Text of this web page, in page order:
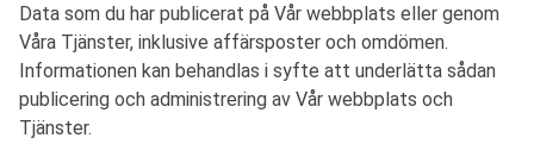
Data som du har publicerat på Vår webbplats eller genom
Våra Tjänster, inklusive affärsposter och omdömen.
Informationen kan behandlas i syfte att underlätta sådan
publicering och administrering av Vår webbplats och
Tjänster.